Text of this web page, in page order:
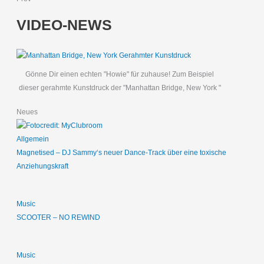
VIDEO-NEWS
Gönne Dir einen echten "Howie" für zuhause! Zum Beispiel
dieser gerahmte Kunstdruck der "Manhattan Bridge, New York "
Neues
Allgemein
Magnetised – DJ Sammy‘s neuer Dance-Track über eine toxische
Anziehungskraft
Music
SCOOTER – NO REWIND
Music